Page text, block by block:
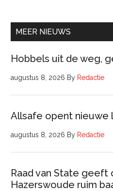
Onderhoud
Vastgoedmanagement
MEER NIEUWS
Hobbels uit de weg,
augustus 8, 2026 By Redactie
Allsafe opent nieuwe
augustus 8, 2026 By Redactie
Raad van State geeft
Hazerswoude ruim